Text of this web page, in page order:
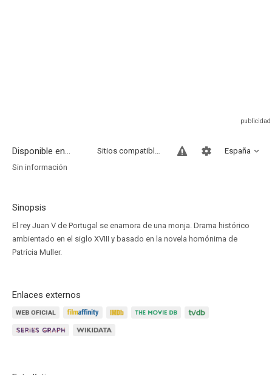
Disponible en... España
Sitios compatibles
Sin información
Sinopsis
El rey Juan V de Portugal se enamora de una monja. Drama histórico
ambientado en el siglo XVIII y basado en la novela homónima de
Patrícia Muller.
Enlaces externos